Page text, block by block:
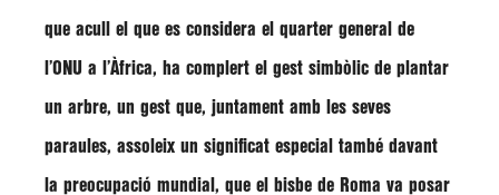
que acull el que es considera el quarter general de
l’ONU a l’Àfrica, ha complert el gest simbòlic de plantar
un arbre, un gest que, juntament amb les seves
paraules, assoleix un significat especial també davant
la preocupació mundial, que el bisbe de Roma va posar